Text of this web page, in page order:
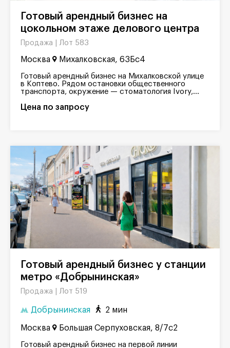
цокольном этаже делового центра
Продажа | Лот 583
Москва Михалковская, 63Бс4
Готовый арендный бизнес на Михалковской улице
в Коптево. Рядом остановки общественного
транспорта, окружение — стоматология Ivory,...
Цена по запросу
метро «Добрынинская»
Продажа | Лот 519
Добрынинская 2 мин
Москва Большая Серпуховская, 8/7с2
Готовый арендный бизнес на первой линии